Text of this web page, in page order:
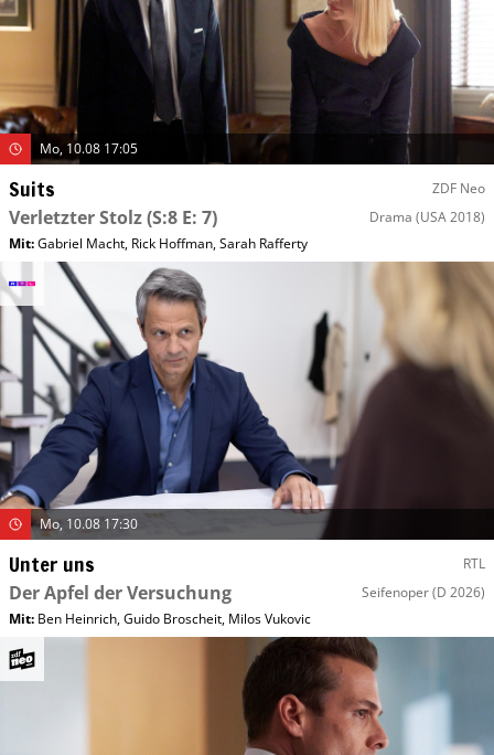
Mo, 10.08 17:05
Suits ZDF Neo
Verletzter Stolz(S:8 E: 7) Drama (USA 2018)
Mit:Gabriel Macht, Rick Hoffman,Sarah Rafferty
Mo, 10.08 17:30
Unter uns RTL
Der Apfel der Versuchung Seifenoper(D 2026)
Mit: Ben Heinrich,Guido Broscheit, Milos Vukovic